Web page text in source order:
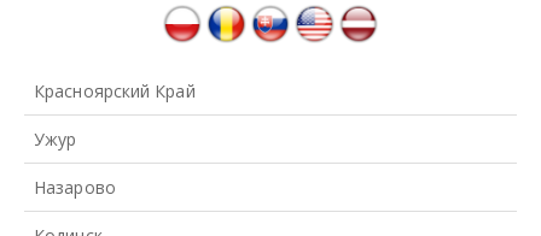
Красноярский Край
Ужур
Назарово